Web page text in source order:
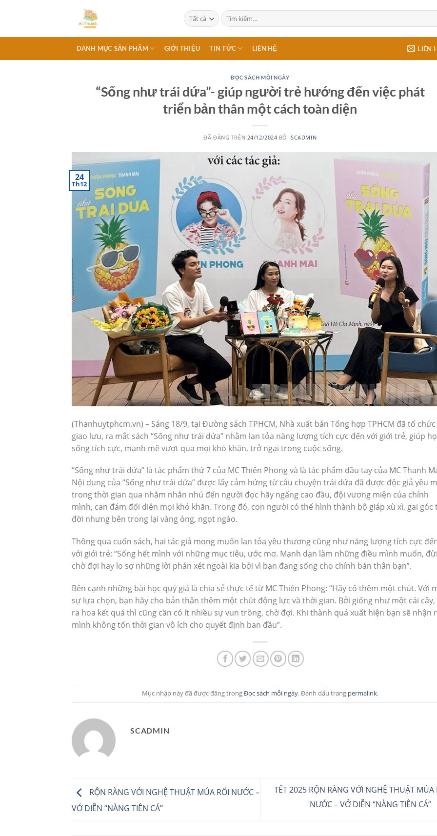
Tìm
kiếm:
DANH MỤC SẢN PHẨM GIỚI THIỆU TIN TỨC LIÊN HỆ LIÊN
ĐỌC SÁCH MỖI NGÀY
“Sống như trái dứa”- giúp người trẻ hướng đến việc phát
triển bản thân một cách toàn diện
ĐÃ ĐĂNG TRÊN 24/12/2024 BỞISCADMIN
24
Th12
(Thanhuytphcm.vn) – Sáng 18/9, tại Đường sách TPHCM, Nhà xuất bản Tổng hợp TPHCM đã tổ chức
giao lưu, ra mắt sách “Sống như trái dứa” nhằm lan tỏa năng lượng tích cực đến với giới trẻ, giúp họ
sống tích cực, mạnh mẽ vượt qua mọi khó khăn, trở ngại trong cuộc sống.
“Sống như trái dứa” là tác phẩm thứ 7 của MC Thiên Phong và là tác phẩm đầu tay của MC Thanh
Nội dung của “Sống như trái dứa” được lấy cảm hứng từ câu chuyện trái dứa đã được độc giả yêu
trong thời gian qua nhằm nhắn nhủ đến người đọc hãy ngẩng cao đầu, đội vương miện của chính
mình, can đảm đối diện mọi khó khăn. Trong đó, con người có thể hình thành bộ giáp xù xì, gai góc
đời nhưng bên trong lại vàng óng, ngọt ngào.
Thông qua cuốn sách, hai tác giả mong muốn lan tỏa yêu thương cũng như năng lượng tích cực
với giới trẻ: “Sống hết mình với những mục tiêu, ước mơ. Mạnh dạn làm những điều mình muốn,
chờ đợi hay lo sợ những lời phán xét ngoài kia bởi vì bạn đang sống cho chính bản thân bạn”.
Bên cạnh những bài học quý giá là chia sẻ thực tế từ MC Thiên Phong: “Hãy cố thêm một chút. Với
sự lựa chọn, bạn hãy cho bản thân thêm một chút động lực và thời gian. Bởi giống như một cái cây,
ra hoa kết quả thì cũng cần có ít nhiều sự vun trồng, chờ đợi. Khi thành quả xuất hiện bạn sẽ nhận
mình không tốn thời gian vô ích cho quyết định ban đầu”.
Mục nhập này đã được đăng trongĐọc sách mỗi ngày. Đánh dấu trang permalink.
SCADMIN
RỘN RÀNG VỚI NGHỆ THUẬT MÚA RỐI NƯỚC –
VỞ DIỄN “NÀNG TIÊN CÁ”
TẾT 2025 RỘN RÀNG VỚI NGHỆ THUẬT MÚA
NƯỚC – VỞ DIỄN “NÀNG TIÊN CÁ”